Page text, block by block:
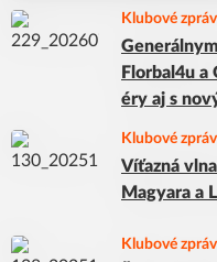
Klubové
Florbal4u
éry aj s
Klubové
Víťazná
Magyara a
Klubové